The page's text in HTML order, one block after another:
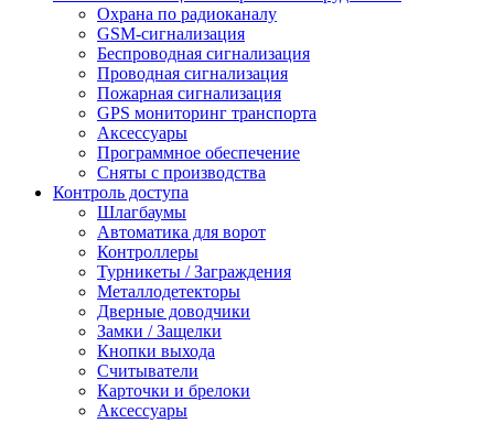
Охрана по радиоканалу
GSM-сигнализация
Беспроводная сигнализация
Проводная сигнализация
Пожарная сигнализация
GPS мониторинг транспорта
Аксессуары
Программное обеспечение
Сняты с производства
Контроль доступа
Шлагбаумы
Автоматика для ворот
Контроллеры
Турникеты / Заграждения
Металлодетекторы
Дверные доводчики
Замки / Защелки
Кнопки выхода
Считыватели
Карточки и брелоки
Аксессуары